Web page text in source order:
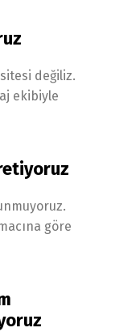
değiliz.
ekibiyle
göre